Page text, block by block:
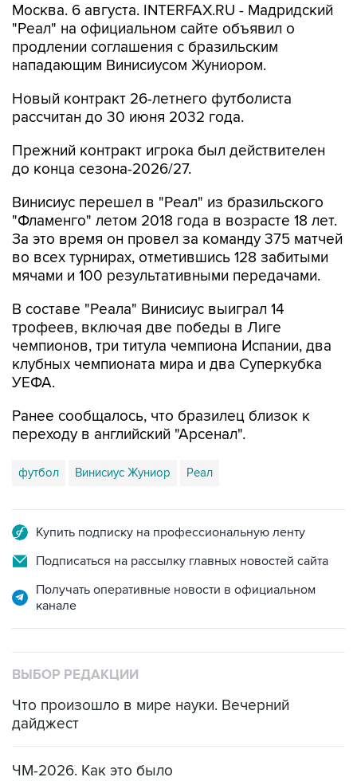
Москва. 6 августа. INTERFAX.RU - Мадридский
"Реал" на официальном сайте объявил о
продлении соглашения с бразильским
нападающим Винисиусом Жуниором.
Новый контракт 26-летнего футболиста
рассчитан до 30 июня 2032 года.
Прежний контракт игрока был действителен
до конца сезона-2026/27.
Винисиус перешел в "Реал" из бразильского
"Фламенго" летом 2018 года в возрасте 18 лет.
За это время он провел за команду 375 матчей
во всех турнирах, отметившись 128 забитыми
мячами и 100 результативными передачами.
В составе "Реала" Винисиус выиграл 14
трофеев, включая две победы в Лиге
чемпионов, три титула чемпиона Испании, два
клубных чемпионата мира и два Суперкубка
УЕФА.
Ранее сообщалось, что бразилец близок к
переходу в английский "Арсенал".
футбол Винисиус Жуниор Реал
Купить подписку на профессиональную ленту
Подписаться на рассылку главных новостей сайта
Получать оперативные новости в официальном
канале
ВЫБОР РЕДАКЦИИ
Что произошло в мире науки. Вечерний
дайджест
ЧМ-2026. Как это было